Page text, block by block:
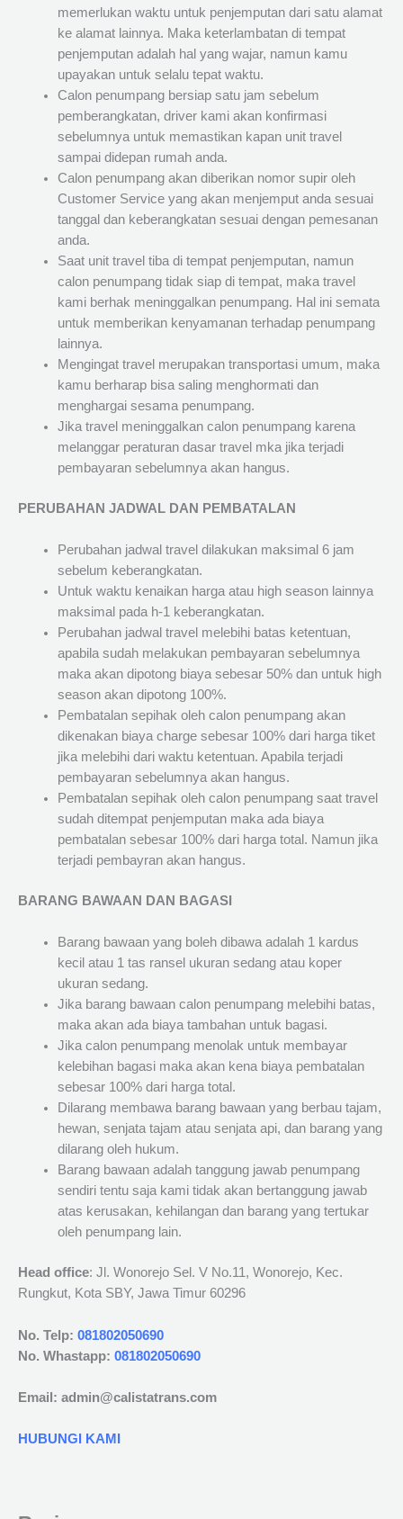
memerlukan waktu untuk penjemputan dari satu alamat
ke alamat lainnya. Maka keterlambatan di tempat
penjemputan adalah hal yang wajar, namun kamu
upayakan untuk selalu tepat waktu.
Calon penumpang bersiap satu jam sebelum
pemberangkatan, driver kami akan konfirmasi
sebelumnya untuk memastikan kapan unit travel
sampai didepan rumah anda.
Calon penumpang akan diberikan nomor supir oleh
Customer Service yang akan menjemput anda sesuai
tanggal dan keberangkatan sesuai dengan pemesanan
anda.
Saat unit travel tiba di tempat penjemputan, namun
calon penumpang tidak siap di tempat, maka travel
kami berhak meninggalkan penumpang. Hal ini semata
untuk memberikan kenyamanan terhadap penumpang
lainnya.
Mengingat travel merupakan transportasi umum, maka
kamu berharap bisa saling menghormati dan
menghargai sesama penumpang.
Jika travel meninggalkan calon penumpang karena
melanggar peraturan dasar travel mka jika terjadi
pembayaran sebelumnya akan hangus.
PERUBAHAN JADWAL DAN PEMBATALAN
Perubahan jadwal travel dilakukan maksimal 6 jam
sebelum keberangkatan.
Untuk waktu kenaikan harga atau high season lainnya
maksimal pada h-1 keberangkatan.
Perubahan jadwal travel melebihi batas ketentuan,
apabila sudah melakukan pembayaran sebelumnya
maka akan dipotong biaya sebesar 50% dan untuk high
season akan dipotong 100%.
Pembatalan sepihak oleh calon penumpang akan
dikenakan biaya charge sebesar 100% dari harga tiket
jika melebihi dari waktu ketentuan. Apabila terjadi
pembayaran sebelumnya akan hangus.
Pembatalan sepihak oleh calon penumpang saat travel
sudah ditempat penjemputan maka ada biaya
pembatalan sebesar 100% dari harga total. Namun jika
terjadi pembayran akan hangus.
BARANG BAWAAN DAN BAGASI
Barang bawaan yang boleh dibawa adalah 1 kardus
kecil atau 1 tas ransel ukuran sedang atau koper
ukuran sedang.
Jika barang bawaan calon penumpang melebihi batas,
maka akan ada biaya tambahan untuk bagasi.
Jika calon penumpang menolak untuk membayar
kelebihan bagasi maka akan kena biaya pembatalan
sebesar 100% dari harga total.
Dilarang membawa barang bawaan yang berbau tajam,
hewan, senjata tajam atau senjata api, dan barang yang
dilarang oleh hukum.
Barang bawaan adalah tanggung jawab penumpang
sendiri tentu saja kami tidak akan bertanggung jawab
atas kerusakan, kehilangan dan barang yang tertukar
oleh penumpang lain.
Head office: Jl. Wonorejo Sel. V No.11, Wonorejo, Kec.
Rungkut, Kota SBY, Jawa Timur 60296
No. Telp: 081802050690
No. Whastapp: 081802050690
Email: admin@calistatrans.com
HUBUNGI KAMI